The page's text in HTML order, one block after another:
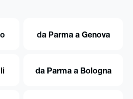
da Parma a Genova
da Parma a Bologna